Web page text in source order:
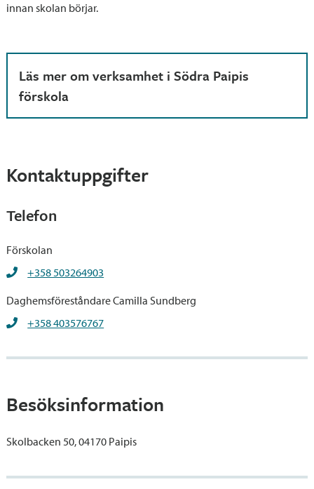
innan skolan börjar.
Läs mer om verksamhet i Södra Paipis
förskola
Kontaktuppgifter
Telefon
Förskolan
+358 503264903
Daghemsföreståndare Camilla Sundberg
+358 403576767
Besöksinformation
Skolbacken 50, 04170 Paipis